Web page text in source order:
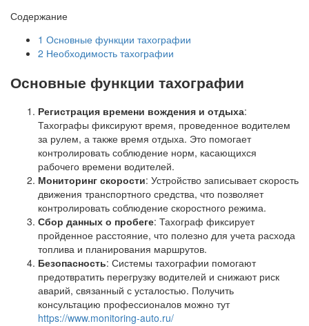
Содержание
1 Основные функции тахографии
2 Необходимость тахографии
Основные функции тахографии
Регистрация времени вождения и отдыха:
Тахографы фиксируют время, проведенное водителем
за рулем, а также время отдыха. Это помогает
контролировать соблюдение норм, касающихся
рабочего времени водителей.
Мониторинг скорости: Устройство записывает скорость
движения транспортного средства, что позволяет
контролировать соблюдение скоростного режима.
Сбор данных о пробеге: Тахограф фиксирует
пройденное расстояние, что полезно для учета расхода
топлива и планирования маршрутов.
Безопасность: Системы тахографии помогают
предотвратить перегрузку водителей и снижают риск
аварий, связанный с усталостью. Получить
консультацию профессионалов можно тут
https://www.monitoring-auto.ru/